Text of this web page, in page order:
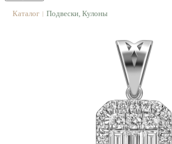
Каталог | Подвески, Кулоны